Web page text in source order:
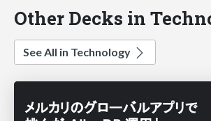
Other Decks in
See All in Technology